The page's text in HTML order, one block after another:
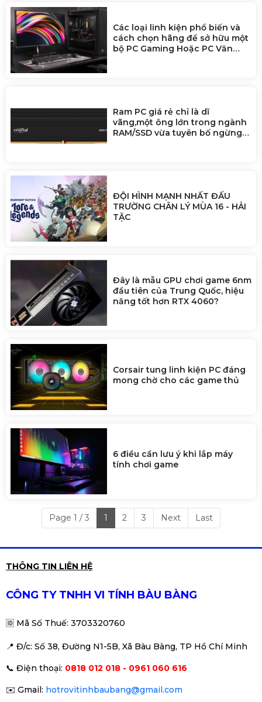
Các loại linh kiện phổ biến và
cách chọn hãng để sở hữu một
bộ PC Gaming Hoặc PC Văn
Ram PC giá rẻ chỉ là dĩ
vãng,một ông lớn trong ngành
RAM/SSD vừa tuyên bố ngừng
ĐỘI HÌNH MẠNH NHẤT ĐẤU
TRƯỜNG CHÂN LÝ MÙA 16 - HẢI
TẶC
Đây là mẫu GPU chơi game 6nm
đầu tiên của Trung Quốc, hiệu
năng tốt hơn RTX 4060?
Corsair tung linh kiện PC đáng
mong chờ cho các game thủ
6 điều cần lưu ý khi lắp máy
tính chơi game
Page 1 / 3 1 2 3 Next Last
THÔNG TIN LIÊN HỆ
CÔNG TY TNHH VI TÍNH BÀU BÀNG
🆔 Mã Số Thuế: 3703320760
📍 Đ/c: Số 38, Đường N1-5B, Xã Bàu Bàng, TP Hồ Chí Minh
📞 Điện thoại: 0818 012 018 - 0961 060 616
✉️ Gmail: hotrovitinhbaubang@gmail.com